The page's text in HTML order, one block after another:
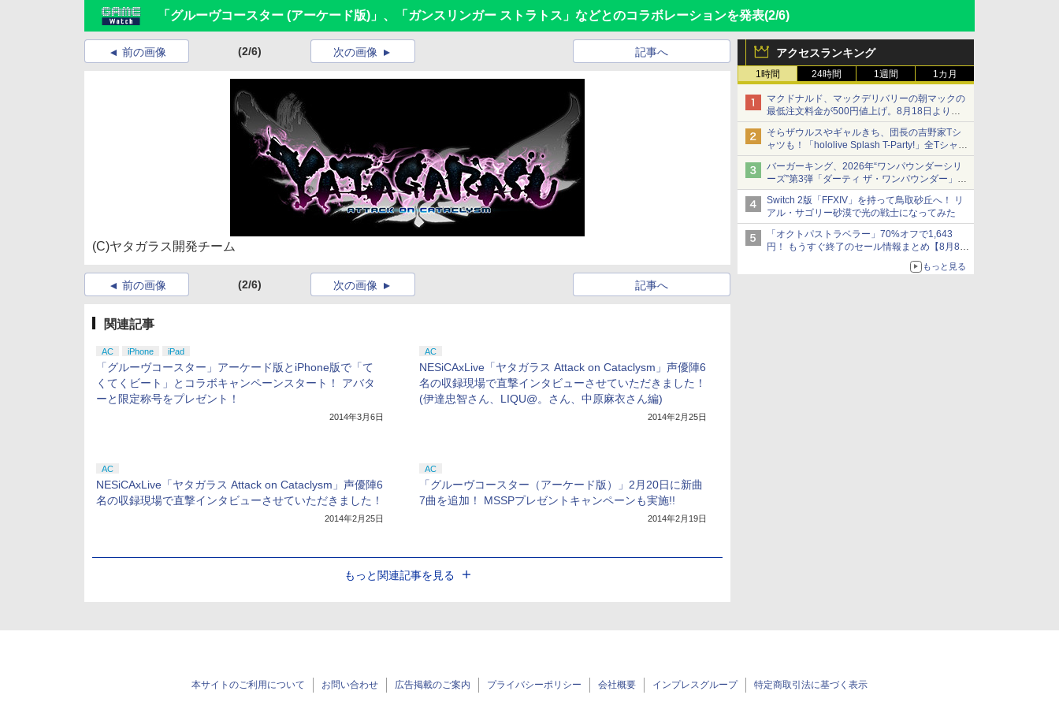
「グルーヴコースター (アーケード版)」、「ガンスリンガー ストラトス」などとのコラボレーションを発表(2/6)
アクセスランキング
1時間 24時間 1週間 1カ月
マクドナルド、マックデリバリーの朝マックの
最低注文料金が500円値上げ。8月18日より
1,500円から受付
そらザウルスやギャルきち、団長の吉野家Tシ
ャツも！「hololive Splash T-Party!」全Tシャツ
ラインナップ公開＆オンライン販売開始
バーガーキング、2026年“ワンパウンダーシリ
ーズ”第3弾「ダーティ ザ・ワンパウンダー」を
8月7日発売
「特製ガーリックマヨソース」を使用した超大
型チーズバーガー
Switch 2版「FFXIV」を持って鳥取砂丘へ！ リ
アル・サゴリー砂漠で光の戦士になってみた
「オクトパストラベラー」70%オフで1,643
円！ もうすぐ終了のセール情報まとめ【8月8日
ニンテンドーeショップでは「大神 絶景版」が
もっと見る
前の画像 (2/6) 記事へ
次の画像
(C)ヤタガラス開発チーム
前の画像 (2/6) 記事へ
次の画像
関連記事
AC iPhone iPad
「グルーヴコースター」アーケード版とiPhone版で「て
くてくビート」とコラボキャンペーンスタート！ アバタ
ーと限定称号をプレゼント！
2014年3月6日
AC
NESiCAxLive「ヤタガラス Attack on Cataclysm」声優陣6
名の収録現場で直撃インタビューさせていただきました！
(伊達忠智さん、LIQU@。さん、中原麻衣さん編)
2014年2月25日
AC
NESiCAxLive「ヤタガラス Attack on Cataclysm」声優陣6
名の収録現場で直撃インタビューさせていただきました！
2014年2月25日
AC
「グルーヴコースター（アーケード版）」2月20日に新曲
7曲を追加！ MSSPプレゼントキャンペーンも実施!!
2014年2月19日
もっと関連記事を見る
本サイトのご利用について お問い合わせ 広告掲載のご案内 プライバシーポリシー 会社概要 インプレスグループ 特定商取引法に基づく表示